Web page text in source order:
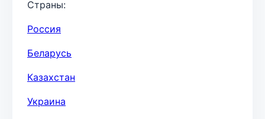
Страны:
Россия
Беларусь
Казахстан
Украина